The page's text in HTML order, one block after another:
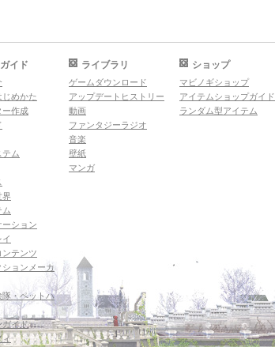
イド
めかた
ー作成
テム
界
ム
ーション
ンテンツ
ションメーカ
隊・ペットハ
ガイド
ライブラリ
ゲームダウンロード
アップデートヒストリー
動画
ファンタジーラジオ
音楽
壁紙
マンガ
ショップ
マビノギショップ
アイテムショップガイド
ランダム型アイテム